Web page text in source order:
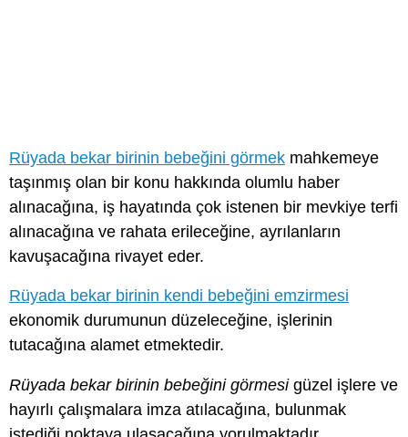
Rüyada bekar birinin bebeğini görmek mahkemeye
taşınmış olan bir konu hakkında olumlu haber
alınacağına, iş hayatında çok istenen bir mevkiye terfi
alınacağına ve rahata erileceğine, ayrılanların
kavuşacağına rivayet eder.
Rüyada bekar birinin kendi bebeğini emzirmesi
ekonomik durumunun düzeleceğine, işlerinin
tutacağına alamet etmektedir.
Rüyada bekar birinin bebeğini görmesigüzel işlere ve
hayırlı çalışmalara imza atılacağına, bulunmak